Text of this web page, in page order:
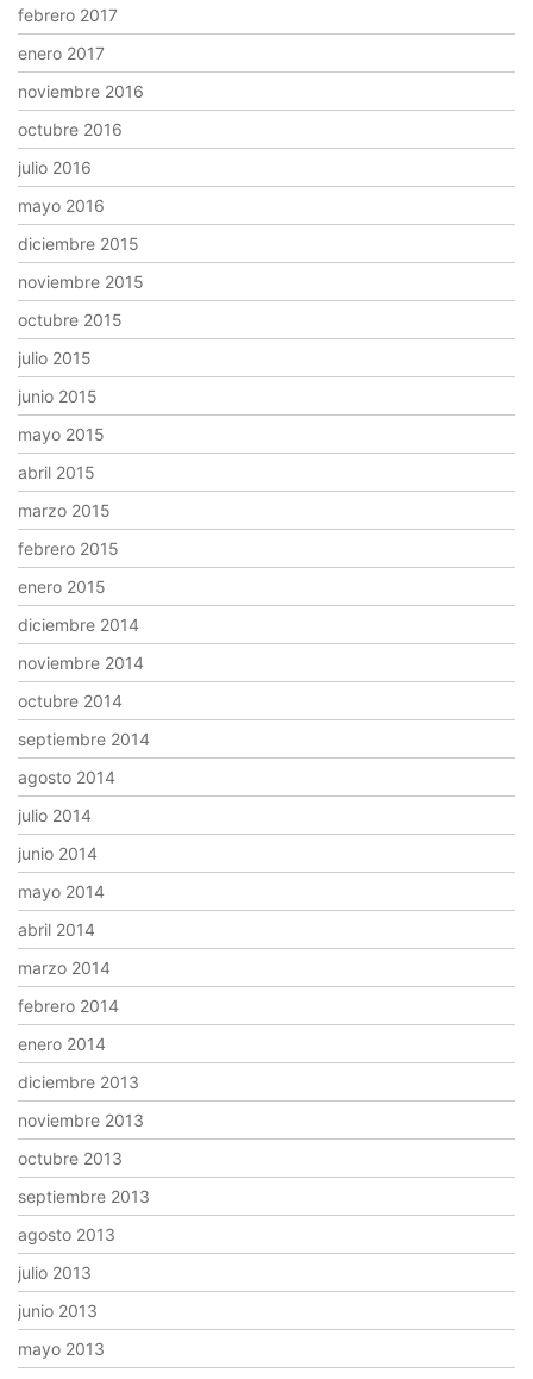
febrero 2017
enero 2017
noviembre 2016
octubre 2016
julio 2016
mayo 2016
diciembre 2015
noviembre 2015
octubre 2015
julio 2015
junio 2015
mayo 2015
abril 2015
marzo 2015
febrero 2015
enero 2015
diciembre 2014
noviembre 2014
octubre 2014
septiembre 2014
agosto 2014
julio 2014
junio 2014
mayo 2014
abril 2014
marzo 2014
febrero 2014
enero 2014
diciembre 2013
noviembre 2013
octubre 2013
septiembre 2013
agosto 2013
julio 2013
junio 2013
mayo 2013